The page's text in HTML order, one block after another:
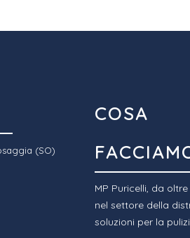
(SO)
COSA
MP Puricelli, da
nel settore della
soluzioni per la